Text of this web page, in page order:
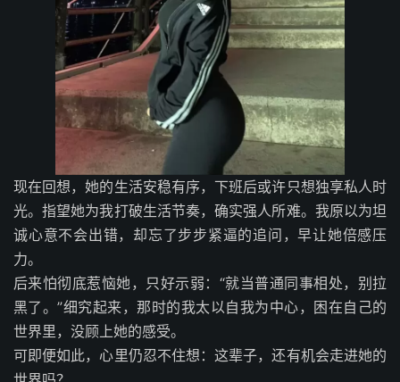
现在回想，她的生活安稳有序，下班后或许只想独享私人时
光。指望她为我打破生活节奏，确实强人所难。我原以为坦
诚心意不会出错，却忘了步步紧逼的追问，早让她倍感压
力。
后来怕彻底惹恼她，只好示弱：“就当普通同事相处，别拉
黑了。”细究起来，那时的我太以自我为中心，困在自己的
世界里，没顾上她的感受。
可即便如此，心里仍忍不住想：这辈子，还有机会走进她的